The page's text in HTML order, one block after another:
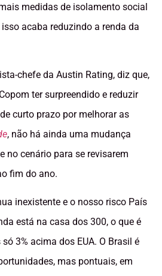
medidas de isolamento social
acaba reduzindo a renda da
chefe da Austin Rating, diz que,
ter surpreendido e reduzir
curto prazo por melhorar as
, não há ainda uma mudança
no cenário para se revisarem
fim do ano.
inexistente e o nosso risco País
está na casa dos 300, o que é
3% acima dos EUA. O Brasil é
mas pontuais, em